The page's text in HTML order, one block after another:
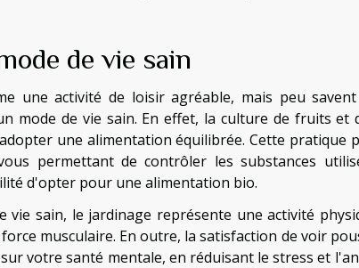
de vie sain
une activité de loisir agréable, mais peu
mode de vie sain. En effet, la culture de fruits et
une alimentation équilibrée. Cette pratique
permettant de contrôler les substances
d'opter pour une alimentation bio.
vie sain, le jardinage représente une activité
musculaire. En outre, la satisfaction de voir
votre santé mentale, en réduisant le stress et